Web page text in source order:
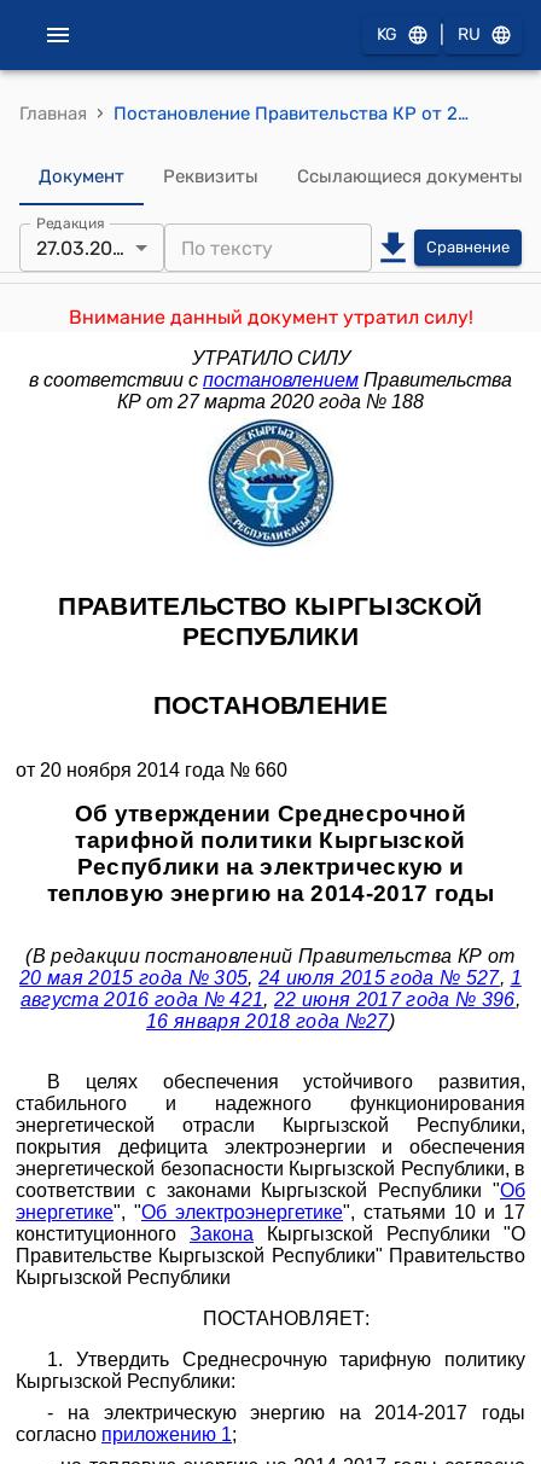
KG RU
Главная › Постановление Правительства КР от 20 ноября 2014 года № 660 "Об утверждении Среднесрочной тарифной политики Кыргызской Республики на электрическую и тепловую энергию на 2014-2017 годы"
Документ Реквизиты Ссылающиеся документы
Редакция
27.03.2020 Сравнение
Внимание данный документ утратил силу!